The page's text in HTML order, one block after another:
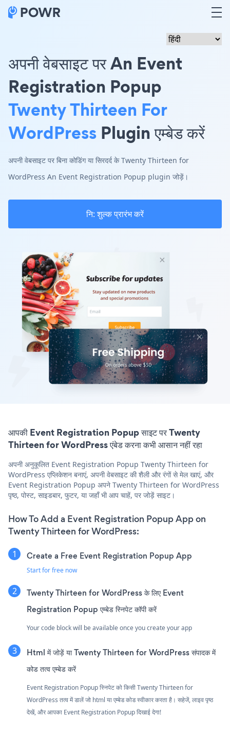
अपनी वेबसाइट पर An Event
Registration Popup
Twenty Thirteen For
WordPress Plugin एम्बेड करें
अपनी वेबसाइट पर बिना कोडिंग या सिरदर्द के Twenty Thirteen for
WordPress An Event Registration Popup plugin जोड़ें।
नि: शुल्क प्रारंभ करें
आपकी Event Registration Popup साइट पर Twenty
Thirteen for WordPress एंबेड करना कभी आसान नहीं रहा
अपनी अनुकूलित Event Registration Popup Twenty Thirteen for
WordPress एप्लिकेशन बनाएं, अपनी वेबसाइट की शैली और रंगों से मेल खाएं, और
Event Registration Popup अपने Twenty Thirteen for WordPress
पृष्ठ, पोस्ट, साइडबार, फुटर, या जहाँ भी आप चाहें, पर जोड़ें साइट।
How To Add a Event Registration Popup App on
Twenty Thirteen for WordPress:
Create a Free Event Registration Popup App
Start for free now
Twenty Thirteen for WordPress के लिए Event
Registration Popup एम्बेड स्निपेट कॉपी करें
Your code block will be available once you create your app
Html में जोड़ें या Twenty Thirteen for WordPress संपादक में
कोड तत्व एम्बेड करें
Event Registration Popup स्निपेट को किसी Twenty Thirteen for
WordPress तत्व में डालें जो html या एम्बेड कोड स्वीकार करता है। सहेजें, लाइव पृष्ठ
देखें, और आपका Event Registration Popup दिखाई देगा!